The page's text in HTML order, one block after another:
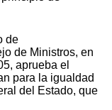
de
de Ministros, en
aprueba el
para la igualdad
del Estado, que